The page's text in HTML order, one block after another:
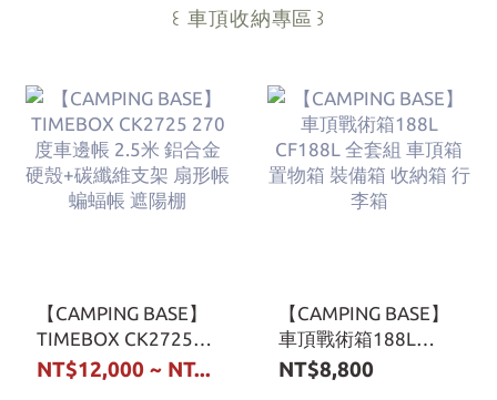
꒰ 車頂收納專區 ꒱
【CAMPING BASE】
TIMEBOX CK2725
270度車邊帳 2.5米 鋁
NT$12,000 ~ NT...
【CAMPING BASE】
車頂戰術箱188L
CF188L 全套組 車頂
NT$8,800